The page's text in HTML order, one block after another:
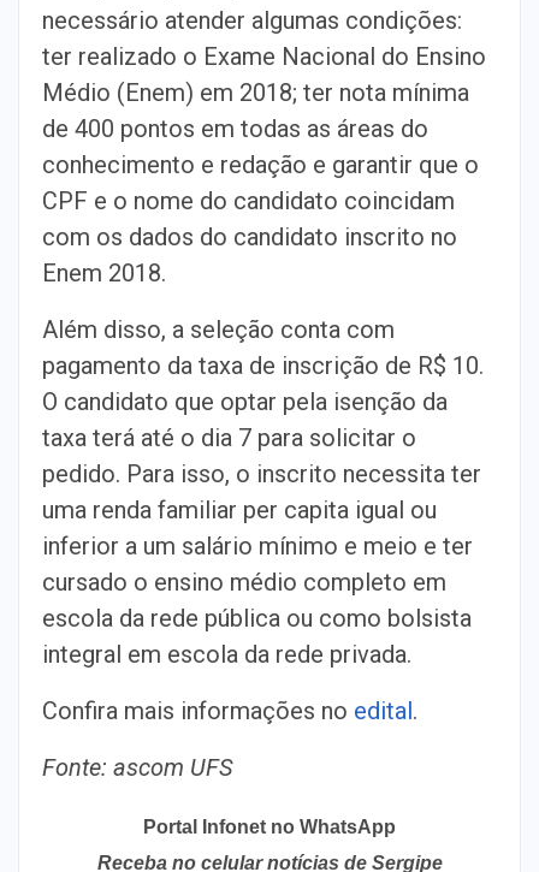
necessário atender algumas condições:
ter realizado o Exame Nacional do Ensino
Médio (Enem) em 2018; ter nota mínima
de 400 pontos em todas as áreas do
conhecimento e redação e garantir que o
CPF e o nome do candidato coincidam
com os dados do candidato inscrito no
Enem 2018.
Além disso, a seleção conta com
pagamento da taxa de inscrição de R$ 10.
O candidato que optar pela isenção da
taxa terá até o dia 7 para solicitar o
pedido. Para isso, o inscrito necessita ter
uma renda familiar per capita igual ou
inferior a um salário mínimo e meio e ter
cursado o ensino médio completo em
escola da rede pública ou como bolsista
integral em escola da rede privada.
Confira mais informações no edital.
Fonte: ascom UFS
Portal Infonet no WhatsApp
Receba no celular notícias de Sergipe